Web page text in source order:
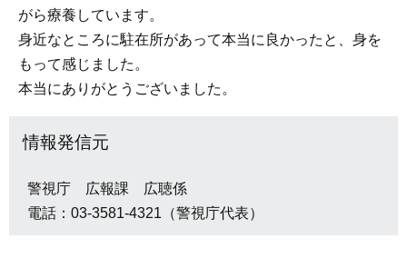
がら療養しています。
身近なところに駐在所があって本当に良かったと、身を
もって感じました。
本当にありがとうございました。
情報発信元
警視庁 広報課 広聴係
電話：03-3581-4321（警視庁代表）